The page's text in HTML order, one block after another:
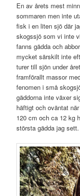
En av årets mest
sommaren men inte
fisk i en liten sjö där
skogssjö som vi inte
fanns gädda och
mycket särskilt inte
turer till sjön under
framförallt massor
fenomen i små
gäddorna inte växer
häftigt och oväntat
120 cm och ca 12 kg
största gädda jag